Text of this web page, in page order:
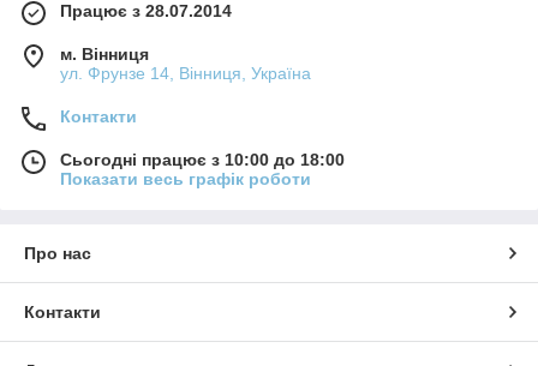
Працює з 28.07.2014
м. Вінниця
ул. Фрунзе 14, Вінниця, Україна
Контакти
Сьогодні працює з 10:00 до 18:00
Показати весь графік роботи
Про нас
Контакти